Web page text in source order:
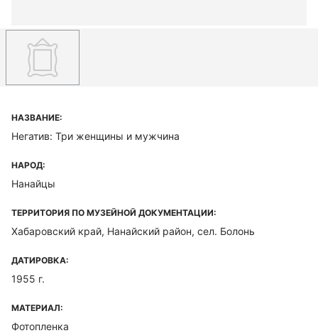
НАЗВАНИЕ:
Негатив: Три женщины и мужчина
НАРОД:
Нанайцы
ТЕРРИТОРИЯ ПО МУЗЕЙНОЙ ДОКУМЕНТАЦИИ:
Хабаровский край, Нанайский район, сел. Болонь
ДАТИРОВКА:
1955 г.
МАТЕРИАЛ:
Фотопленка